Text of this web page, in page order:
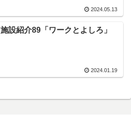
2024.05.13
施設紹介89「ワークとよしろ」
2024.01.19